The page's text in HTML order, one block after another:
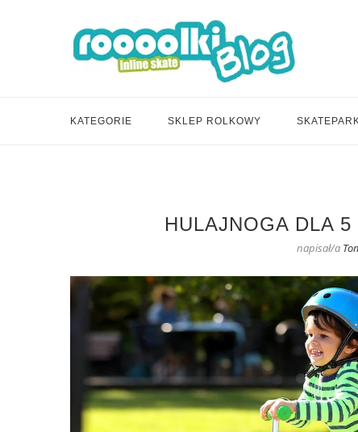
KATEGORIE SKLEP ROLKOWY
HULAJNOGA DLA
napisał/a